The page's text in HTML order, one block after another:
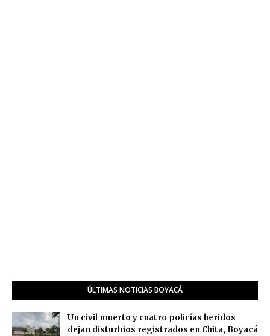
ÚLTIMAS NOTICIAS BOYACÁ
Un civil muerto y cuatro policías heridos
dejan disturbios registrados en Chita, Boyacá